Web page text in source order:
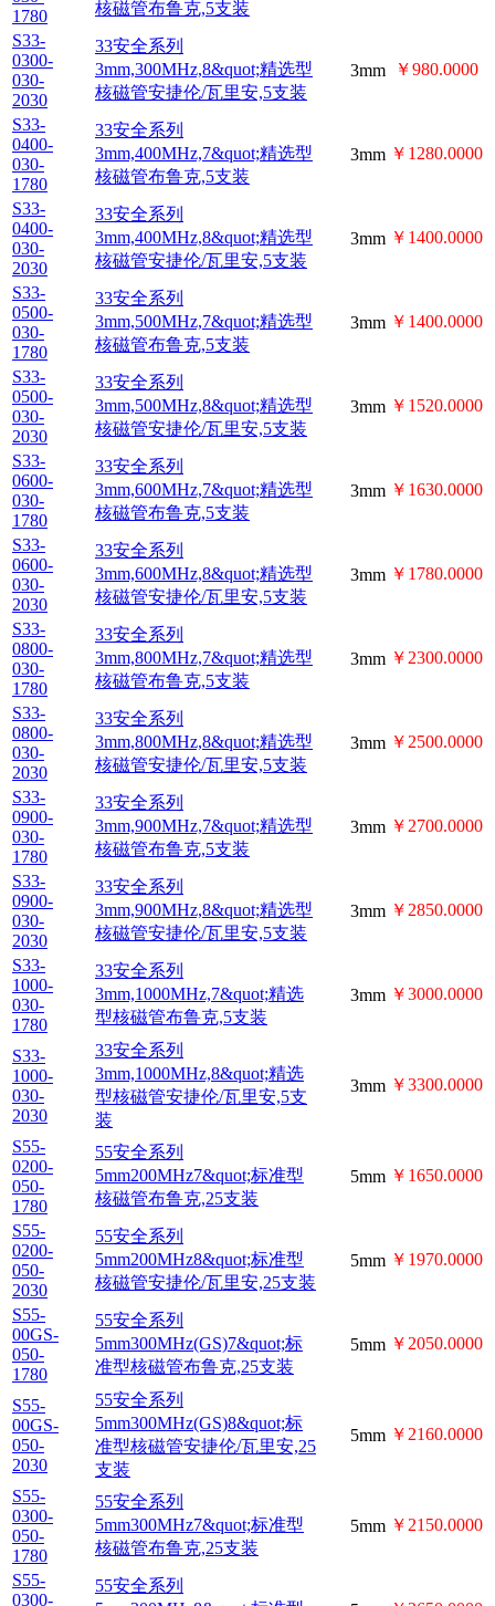
S33-
0300-
030-
1780
33安全系列
3mm,300MHz,7&quot;精
选型核磁管布鲁克,5支装
S33-
0300-
030-
2030
33安全系列
3mm,300MHz,8&quot;精
选型核磁管安捷伦/瓦里
安,5支装
S33-
0400-
030-
1780
33安全系列
3mm,400MHz,7&quot;精
选型核磁管布鲁克,5支装
S33-
0400-
030-
2030
3mm,400MHz,8&quot;精
选型核磁管安捷伦/瓦里
安,5支装
3mm ￥1400.0000
S33-
0500-
030-
1780
33安全系列
3mm,500MHz,7&quot;精
选型核磁管布鲁克,5支装
3mm ￥1400.0000
S33-
0500-
030-
2030
33安全系列
3mm,500MHz,8&quot;精
选型核磁管安捷伦/瓦里
3mm ￥1520.0000
S33-
0600-
030-
1780
33安全系列
3mm,600MHz,7&quot;精
选型核磁管布鲁克,5支装
S33-
0600-
030-
2030
33安全系列
3mm,600MHz,8&quot;精
选型核磁管安捷伦/瓦里
安,5支装
S33-
0800-
030-
1780
33安全系列
3mm,800MHz,7&quot;精
选型核磁管布鲁克,5支装
S33-
0800-
030-
2030
33安全系列
3mm,800MHz,8&quot;精
选型核磁管安捷伦/瓦里
安,5支装
S33-
0900-
030-
1780
33安全系列
选型核磁管布鲁克,5支装
S33-
0900-
030-
2030
33安全系列
3mm,900MHz,8&quot;精
选型核磁管安捷伦/瓦里
安,5支装
S33-
1000-
030-
1780
33安全系列
精选型核磁管布鲁克,5支
装
S33-
1000-
030-
2030
33安全系列
精选型核磁管安捷伦/瓦
里安,5支装
S55-
0200-
050-
1780
55安全系列
5mm200MHz7&quot;标
准型核磁管布鲁克,25支
装
S55-
0200-
050-
2030
55安全系列
5mm200MHz8&quot;标
准型核磁管安捷伦/瓦里
安,25支装
5mm ￥1970.0000
S55-
00GS-
050-
1780
55安全系列
5mm300MHz(GS)7&quot;
标准型核磁管布鲁克,25
支装
5mm ￥2050.0000
S55-
55安全系列